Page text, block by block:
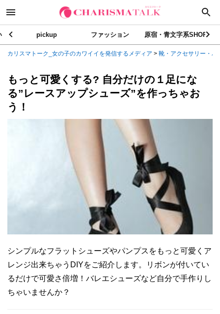
pickup ファッション 原宿・青文字系SHOP
カリスマトーク_女の子のカワイイを発信するメディア > 靴・アクセサリー・バ
もっと可愛くする? 自分だけの１足にな
る”レースアップシューズ”を作っちゃお
う！
シンプルなフラットシューズやパンプスをもっと可愛くア
レンジ出来ちゃうDIYをご紹介します。リボンが付いてい
るだけで可愛さ倍増！バレエシューズなど自分で手作りし
ちゃいませんか？